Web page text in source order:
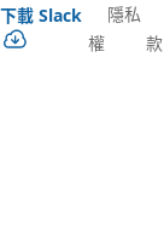
下載 Slack
隱私
權
款